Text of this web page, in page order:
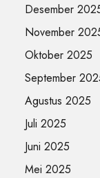
Desember
November
Oktober 2025
September
Agustus 2025
Juli 2025
Juni 2025
Mei 2025